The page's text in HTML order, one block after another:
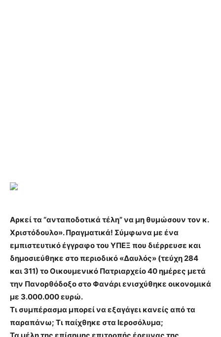
Αρκεί τα “ανταποδοτικά τέλη” να μη θυμώσουν τον κ.
Χριστόδουλο». Πραγματικά! Σύμφωνα με ένα
εμπιστευτικό έγγραφο του ΥΠΕΞ που διέρρευσε και
δημοσιεύθηκε στο περιοδικό «Δαυλός» (τεύχη 284
και 311) το Οικουμενικό Πατριαρχείο 40 ημέρες μετά
την Πανορθόδοξο στο Φανάρι ενισχύθηκε οικονομικά
με 3.000.000 ευρώ.
Τι συμπέρασμα μπορεί να εξαγάγει κανείς από τα
παραπάνω; Τι παίχθηκε στα Ιεροσόλυμα;